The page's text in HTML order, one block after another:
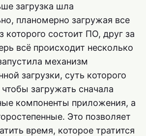
загрузка шла
планомерно загружая все
которого состоит ПО, друг за
всё происходит несколько
механизм
загрузки, суть которого
загружать сначала
компоненты приложения, а
Это позволяет
время, которое тратится